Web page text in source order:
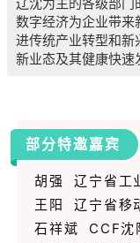
数字经济为企业带
进传统产业转型和
新业态及其健康快速
部分特邀嘉宾
胡强 辽宁省工
王阳 辽宁省移
石祥斌 CCF沈